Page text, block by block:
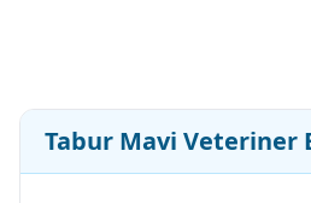
Tabur Mavi Veteriner